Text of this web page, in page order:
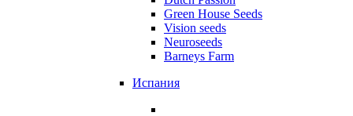
Green House Seeds
Vision seeds
Neuroseeds
Barneys Farm
Испания